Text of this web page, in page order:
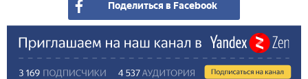
Поделиться в Facebook